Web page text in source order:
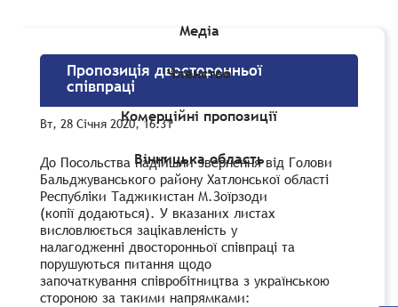
Медіа
Членство
Комерційні пропозиції
Вінницька область
Пропозиція двосторонньої
співпраці
Вт, 28 Січня 2020, 16:31
До Посольства надійшли звернення від Голови
Бальджуванського району Хатлонської області
Республіки Таджикистан М.Зоїрзоди
(копії додаються). У вказаних листах
висловлюється зацікавленість у
налагодженні двосторонньої співпраці та
порушуються питання щодо
започаткування співробітництва з українською
стороною за такими напрямками: